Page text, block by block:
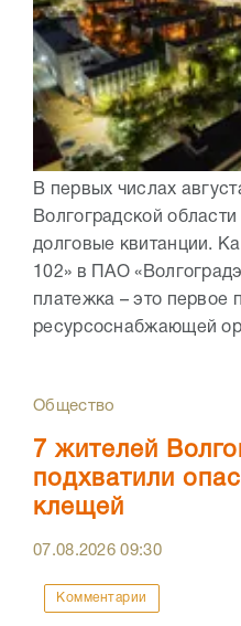
В первых числах
Волгоградской
долговые квитанции.
102» в ПАО
платежка – это первое
ресурсоснабжающей
Общество
7 жителей
подхватили
клещей
07.08.202609:30
Комментарии